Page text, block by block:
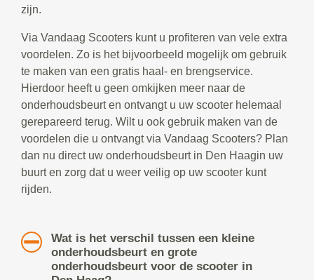
zijn.
Via Vandaag Scooters kunt u profiteren van vele extra
voordelen. Zo is het bijvoorbeeld mogelijk om gebruik
te maken van een gratis haal- en brengservice.
Hierdoor heeft u geen omkijken meer naar de
onderhoudsbeurt en ontvangt u uw scooter helemaal
gerepareerd terug. Wilt u ook gebruik maken van de
voordelen die u ontvangt via Vandaag Scooters? Plan
dan nu direct uw onderhoudsbeurt in Den Haagin uw
buurt en zorg dat u weer veilig op uw scooter kunt
rijden.
Wat is het verschil tussen een kleine
onderhoudsbeurt en grote
onderhoudsbeurt voor de scooter in